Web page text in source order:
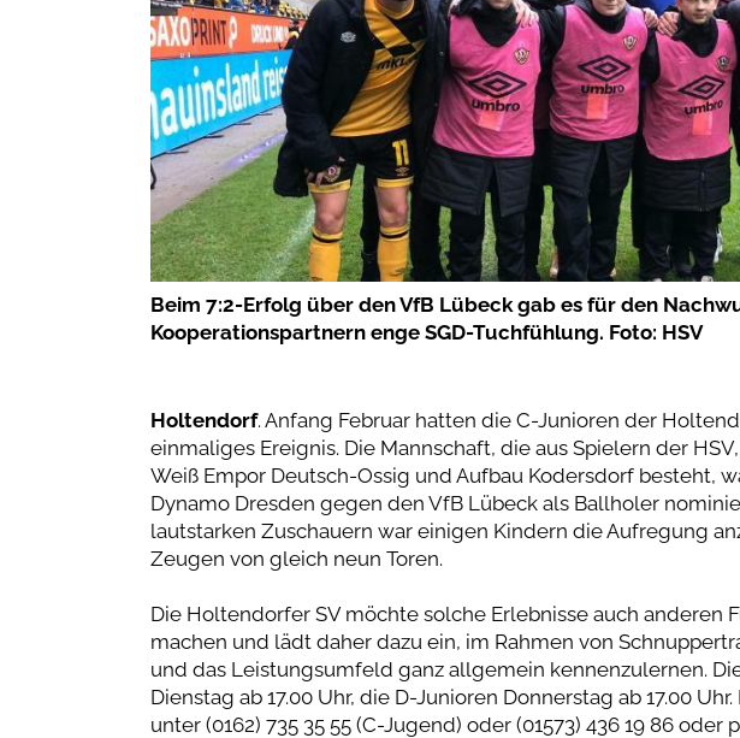
Beim 7:2-Erfolg über den VfB Lübeck gab es für den
Kooperationspartnern enge SGD-Tuchfühlung. Foto: HSV
Holtendorf. Anfang Februar hatten die C-Junioren der
einmaliges Ereignis. Die Mannschaft, die aus Spielern der
Weiß Empor Deutsch-Ossig und Aufbau Kodersdorf besteht,
Dynamo Dresden gegen den VfB Lübeck als Ballholer
lautstarken Zuschauern war einigen Kindern die Aufregung
Zeugen von gleich neun Toren.
Die Holtendorfer SV möchte solche Erlebnisse auch anderen
machen und lädt daher dazu ein, im Rahmen von
und das Leistungsumfeld ganz allgemein kennenzulernen.
Dienstag ab 17.00 Uhr, die D-Junioren Donnerstag ab 17.00
unter (0162) 735 35 55 (C-Jugend) oder (01573) 436 19 86